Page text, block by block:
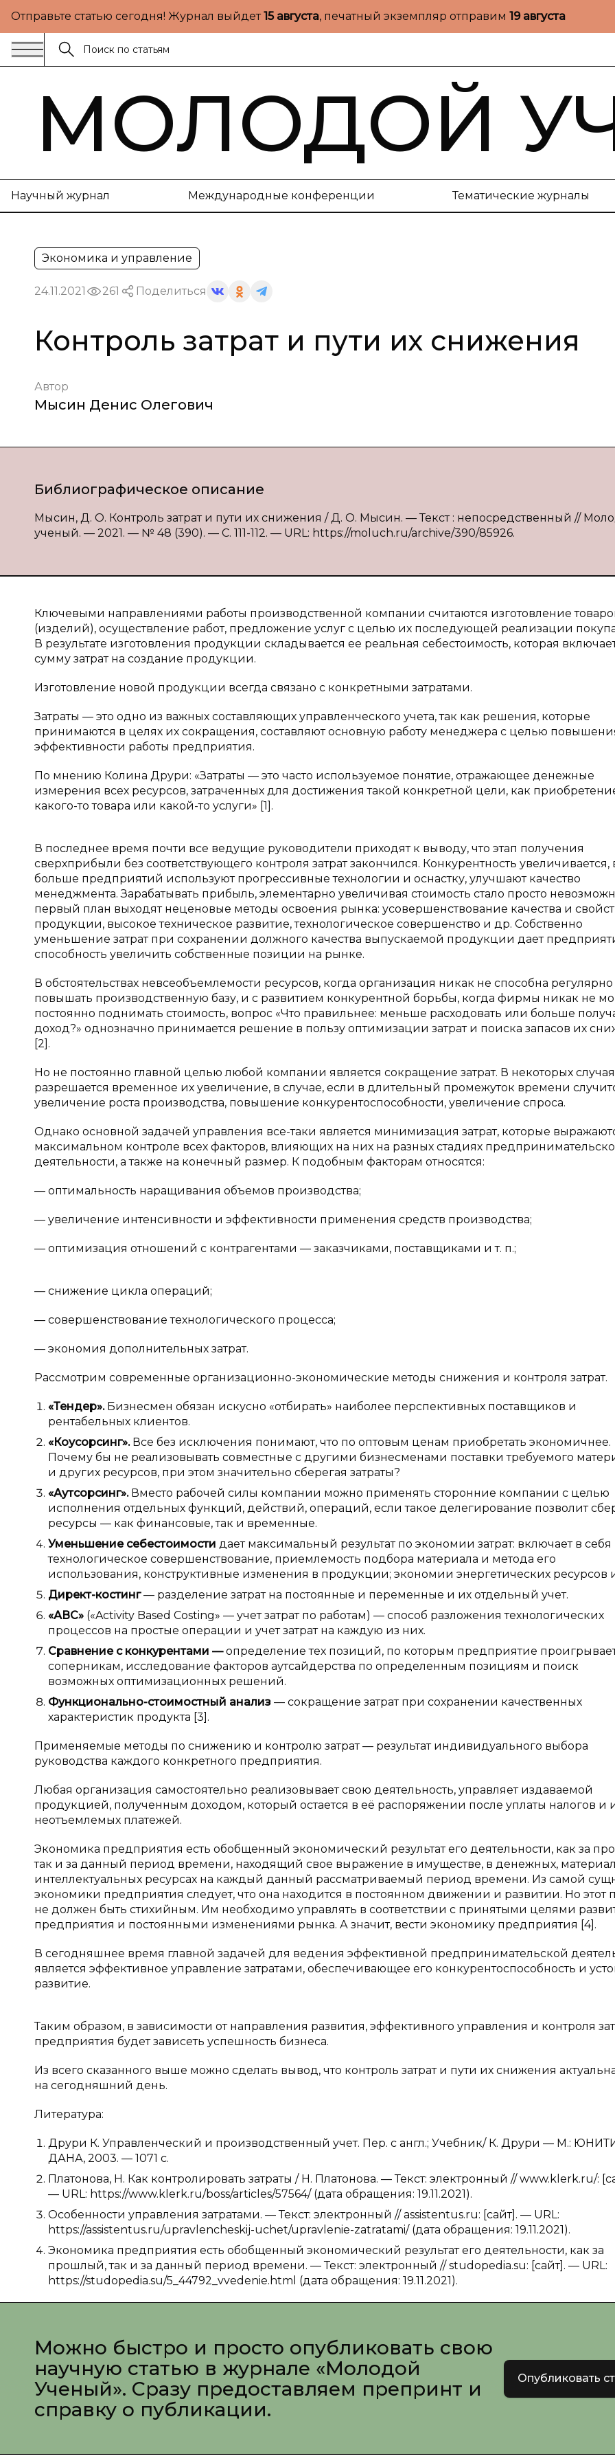
Отправьте статью сегодня! Журнал выйдет15 августа, печатный экземпляр отправим 19 августа
МОЛОДОЙ
Научный журнал Международные конференции Тематические журналы
Экономика и управление
24.11.2021 261 Поделиться
Контроль затрат и пути их снижения
Автор
Мысин Денис Олегович
Библиографическое описание
Мысин, Д. О. Контроль затрат и пути их снижения / Д. О. Мысин. — Текст : непосредственный //
ученый. — 2021. — № 48 (390). — С. 111-112. — URL: https://moluch.ru/archive/390/85926.
Ключевыми направлениями работы производственной компании считаются изготовление
(изделий), осуществление работ, предложение услуг с целью их последующей реализации
В результате изготовления продукции складывается ее реальная себестоимость, которая
сумму затрат на создание продукции.
Изготовление новой продукции всегда связано с конкретными затратами.
Затраты — это одно из важных составляющих управленческого учета, так как решения, которые
принимаются в целях их сокращения, составляют основную работу менеджера с целью
эффективности работы предприятия.
По мнению Колина Друри: «Затраты — это часто используемое понятие, отражающее денежные
измерения всех ресурсов, затраченных для достижения такой конкретной цели, как
какого-то товара или какой-то услуги» [1].
В последнее время почти все ведущие руководители приходят к выводу, что этап получения
сверхприбыли без соответствующего контроля затрат закончился. Конкурентность увеличивается,
больше предприятий используют прогрессивные технологии и оснастку, улучшают качество
менеджмента. Зарабатывать прибыль, элементарно увеличивая стоимость стало просто
первый план выходят неценовые методы освоения рынка: усовершенствование качества и
продукции, высокое техническое развитие, технологическое совершенство и др. Собственно
уменьшение затрат при сохранении должного качества выпускаемой продукции дает
способность увеличить собственные позиции на рынке.
В обстоятельствах невсеобъемлемости ресурсов, когда организация никак не способна регулярно
повышать производственную базу, и с развитием конкурентной борьбы, когда фирмы никак не
постоянно поднимать стоимость, вопрос «Что правильнее: меньше расходовать или больше
доход?» однозначно принимается решение в пользу оптимизации затрат и поиска запасов их
[2].
Но не постоянно главной целью любой компании является сокращение затрат. В некоторых
разрешается временное их увеличение, в случае, если в длительный промежуток времени
увеличение роста производства, повышение конкурентоспособности, увеличение спроса.
Однако основной задачей управления все-таки является минимизация затрат, которые
максимальном контроле всех факторов, влияющих на них на разных стадиях
деятельности, а также на конечный размер. К подобным факторам относятся:
— оптимальность наращивания объемов производства;
— увеличение интенсивности и эффективности применения средств производства;
— оптимизация отношений с контрагентами — заказчиками, поставщиками и т. п.;
— снижение цикла операций;
— совершенствование технологического процесса;
— экономия дополнительных затрат.
Рассмотрим современные организационно-экономические методы снижения и контроля затрат.
«Тендер». Бизнесмен обязан искусно «отбирать» наиболее перспективных поставщиков и
рентабельных клиентов.
«Коусорсинг». Все без исключения понимают, что по оптовым ценам приобретать экономичнее.
Почему бы не реализовывать совместные с другими бизнесменами поставки требуемого
и других ресурсов, при этом значительно сберегая затраты?
«Аутсорсинг». Вместо рабочей силы компании можно применять сторонние компании с целью
исполнения отдельных функций, действий, операций, если такое делегирование позволит
ресурсы — как финансовые, так и временные.
Уменьшение себестоимости дает максимальный результат по экономии затрат: включает в себя
технологическое совершенствование, приемлемость подбора материала и метода его
использования, конструктивные изменения в продукции; экономии энергетических ресурсов и
Директ-костинг— разделение затрат на постоянные и переменные и их отдельный учет.
«АВС» («Activity Based Costing» — учет затрат по работам) — способ разложения технологических
процессов на простые операции и учет затрат на каждую из них.
Сравнение с конкурентами —определение тех позиций, по которым предприятие
соперникам, исследование факторов аутсайдерства по определенным позициям и поиск
возможных оптимизационных решений.
Функционально-стоимостный анализ — сокращение затрат при сохранении качественных
характеристик продукта [3].
Применяемые методы по снижению и контролю затрат — результат индивидуального выбора
руководства каждого конкретного предприятия.
Любая организация самостоятельно реализовывает свою деятельность, управляет издаваемой
продукцией, полученным доходом, который остается в её распоряжении после уплаты налогов и
неотъемлемых платежей.
Экономика предприятия есть обобщенный экономический результат его деятельности, как за
так и за данный период времени, находящий свое выражение в имуществе, в денежных,
интеллектуальных ресурсах на каждый данный рассматриваемый период времени. Из самой
экономики предприятия следует, что она находится в постоянном движении и развитии. Но этот
не должен быть стихийным. Им необходимо управлять в соответствии с принятыми целями
предприятия и постоянными изменениями рынка. А значит, вести экономику предприятия [4].
В сегодняшнее время главной задачей для ведения эффективной предпринимательской
является эффективное управление затратами, обеспечивающее его конкурентоспособность и
развитие.
Таким образом, в зависимости от направления развития, эффективного управления и контроля
предприятия будет зависеть успешность бизнеса.
Из всего сказанного выше можно сделать вывод, что контроль затрат и пути их снижения
на сегодняшний день.
Литература:
Друри К. Управленческий и производственный учет. Пер. с англ.; Учебник/ К. Друри — М.:
ДАНА, 2003. — 1071 с.
Платонова, Н. Как контролировать затраты / Н. Платонова. — Текст: электронный // www.klerk.ru/:
— URL: https://www.klerk.ru/boss/articles/57564/ (дата обращения: 19.11.2021).
Особенности управления затратами. — Текст: электронный // assistentus.ru: [сайт]. — URL:
https://assistentus.ru/upravlencheskij-uchet/upravlenie-zatratami/ (дата обращения: 19.11.2021).
Экономика предприятия есть обобщенный экономический результат его деятельности, как за
прошлый, так и за данный период времени. — Текст: электронный // studopedia.su: [сайт]. — URL:
https://studopedia.su/5_44792_vvedenie.html (дата обращения: 19.11.2021).
Можно быстро и просто опубликовать свою
научную статью в журнале «Молодой
Ученый». Сразу предоставляем препринт и
справку о публикации.
Опубликовать